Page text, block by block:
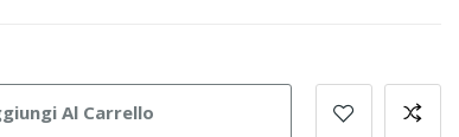
Al Carrello